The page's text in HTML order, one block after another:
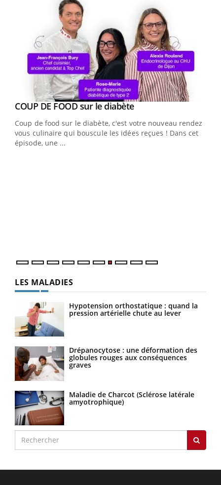
Youtube
COUP DE FOOD sur le diabèteYoutube
Coup de food sur le diabète, c'est votre nouveau rendez-
vous culinaire qui bouscule les idées reçues ! Dans cet
épisode, une ...
LES MALADIES
Hypotension orthostatique : quand la
pression artérielle chute au lever
Drépanocytose : une déformation des
globules rouges aux conséquences
graves
Maladie de Charcot (Sclérose latérale
amyotrophique)